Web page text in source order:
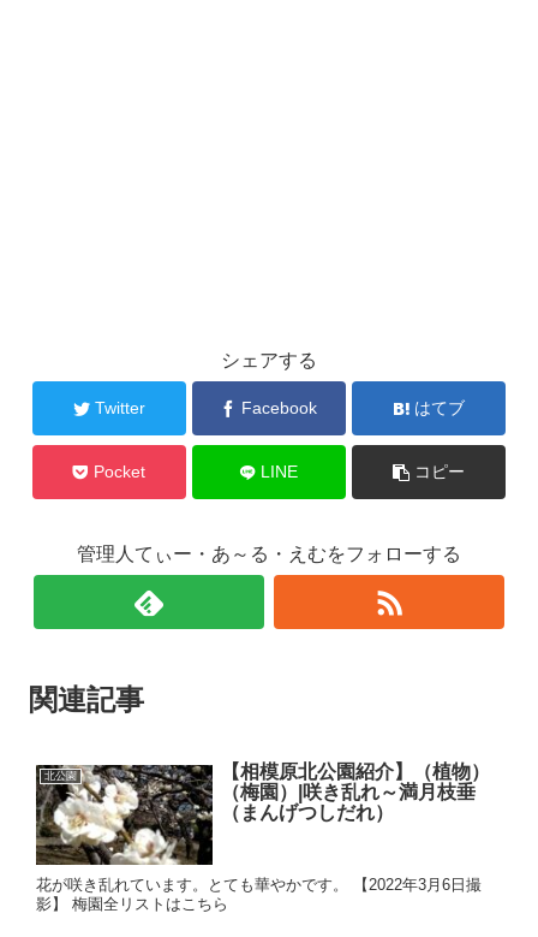
シェアする
Twitter Facebook はてブ
Pocket LINE コピー
管理人てぃー・あ～る・えむをフォローする
関連記事
北公園
【相模原北公園紹介】（植物）
（梅園）|咲き乱れ～満月枝垂
（まんげつしだれ）
花が咲き乱れています。とても華やかです。 【2022年3月6日撮
影】 梅園全リストはこちら